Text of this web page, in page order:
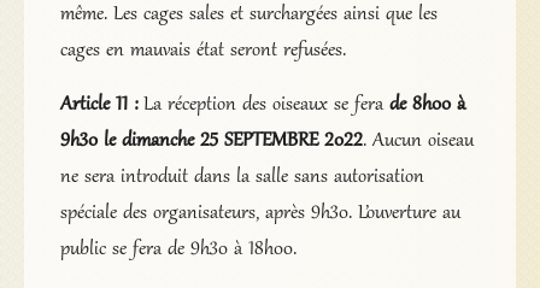
même. Les cages sales et surchargées ainsi que les
cages en mauvais état seront refusées.
Article 11 : La réception des oiseaux se fera de 8h00 à
9h30 le dimanche 25 SEPTEMBRE 2022. Aucun oiseau
ne sera introduit dans la salle sans autorisation
spéciale des organisateurs, après 9h30. L’ouverture au
public se fera de 9h30 à 18h00.